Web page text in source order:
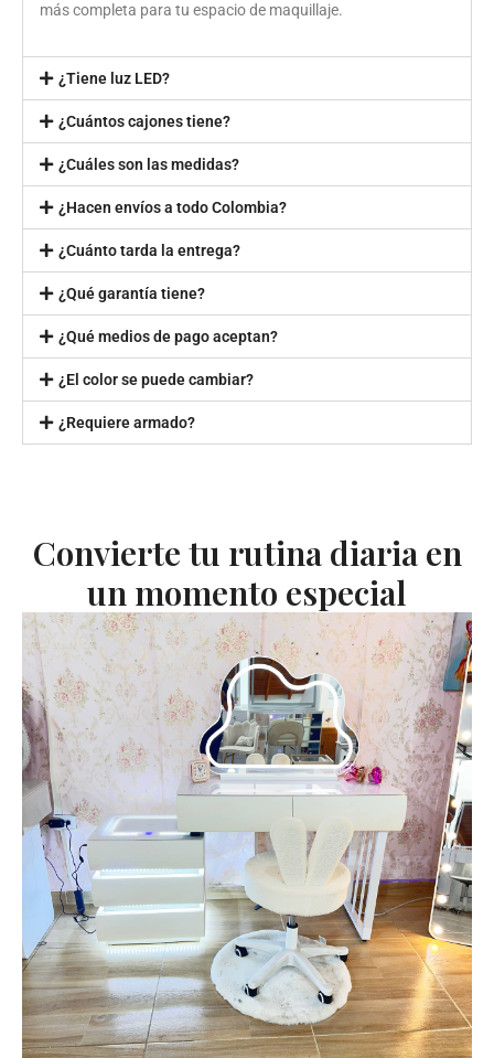
más completa para tu espacio de maquillaje.
¿Tiene luz LED?
¿Cuántos cajones tiene?
¿Cuáles son las medidas?
¿Hacen envíos a todo Colombia?
¿Cuánto tarda la entrega?
¿Qué garantía tiene?
¿Qué medios de pago aceptan?
¿El color se puede cambiar?
¿Requiere armado?
Convierte tu rutina diaria en
un momento especial